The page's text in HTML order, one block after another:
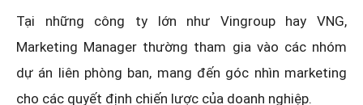
Tại những công ty lớn như Vingroup hay VNG,
Marketing Manager thường tham gia vào các nhóm
dự án liên phòng ban, mang đến góc nhìn marketing
cho các quyết định chiến lược của doanh nghiệp.